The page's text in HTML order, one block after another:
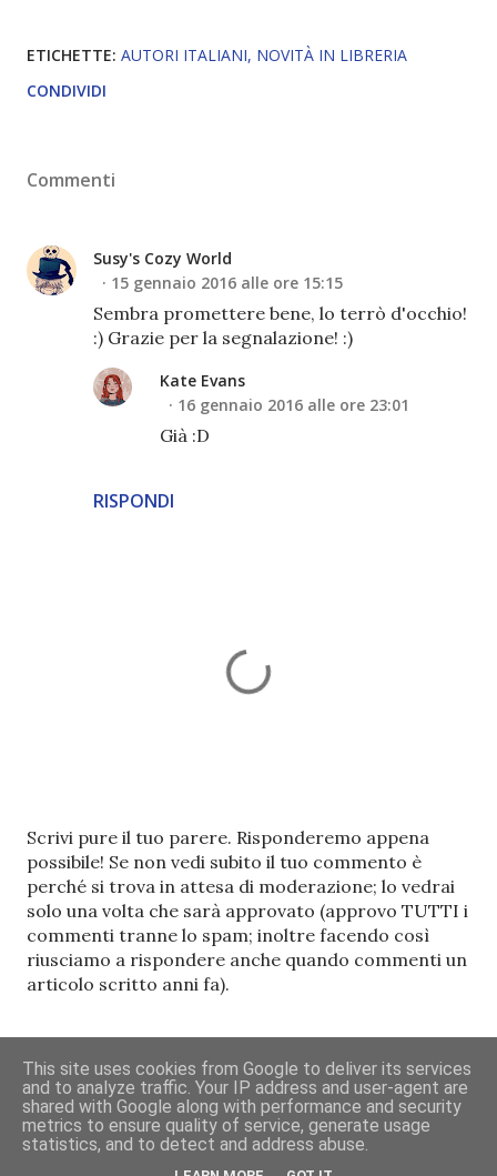
ETICHETTE: AUTORI ITALIANI NOVITÀ IN LIBRERIA
CONDIVIDI
Commenti
Susy's Cozy World
15 gennaio 2016 alle ore 15:15
Sembra promettere bene, lo terrò d'occhio!
:) Grazie per la segnalazione! :)
RISPONDI
Kate Evans
16 gennaio 2016 alle ore 23:01
Già :D
P
o
s
t
a
u
n
o
m
m
e
n
t
Scrivi pure il tuo parere. Risponderemo appena
possibile! Se non vedi subito il tuo commento è
perché si trova in attesa di moderazione; lo vedrai
solo una volta che sarà approvato (approvo TUTTI i
commenti tranne lo spam; inoltre facendo così
riusciamo a rispondere anche quando commenti un
articolo scritto anni fa).
Powered by Blogger
grafica a cura di Divoratori di libri
This site uses cookies from Google to deliver its services
and to analyze traffic. Your IP address and user-agent are
shared with Google along with performance and security
metrics to ensure quality of service, generate usage
statistics, and to detect and address abuse.